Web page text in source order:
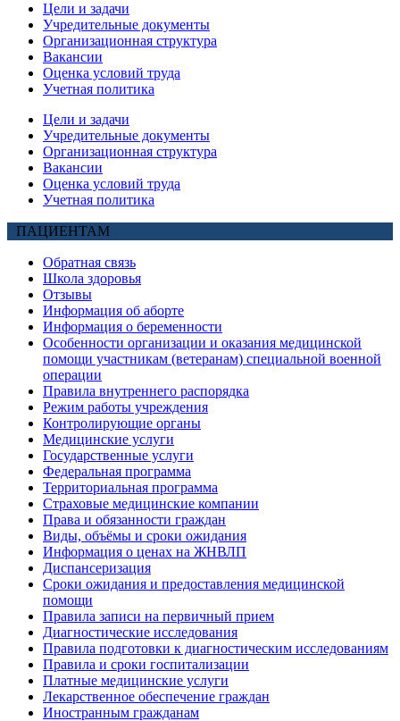
Цели и задачи
Учредительные документы
Организационная структура
Вакансии
Оценка условий труда
Учетная политика
Цели и задачи
Учредительные документы
Организационная структура
Вакансии
Оценка условий труда
Учетная политика
ПАЦИЕНТАМ
Обратная связь
Школа здоровья
Отзывы
Информация об аборте
Информация о беременности
Особенности организации и оказания медицинской
помощи участникам (ветеранам) специальной военной
операции
Правила внутреннего распорядка
Режим работы учреждения
Контролирующие органы
Медицинские услуги
Государственные услуги
Федеральная программа
Территориальная программа
Страховые медицинские компании
Права и обязанности граждан
Виды, объёмы и сроки ожидания
Информация о ценах на ЖНВЛП
Диспансеризация
Сроки ожидания и предоставления медицинской
помощи
Правила записи на первичный прием
Диагностические исследования
Правила подготовки к диагностическим исследованиям
Правила и сроки госпитализации
Платные медицинские услуги
Лекарственное обеспечение граждан
Иностранным гражданам